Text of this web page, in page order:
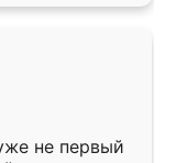
не первый